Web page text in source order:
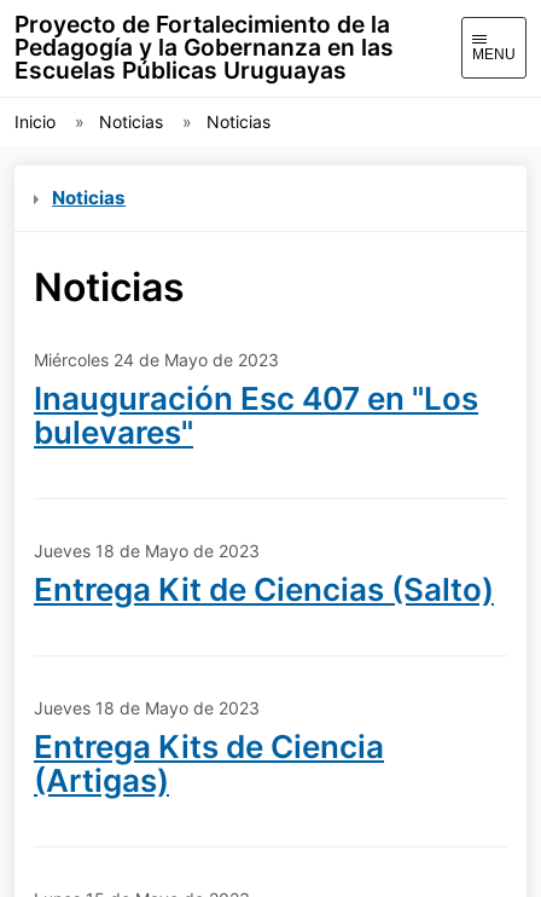
Proyecto de Fortalecimiento de la
Pedagogía y la Gobernanza en las
Escuelas Públicas Uruguayas
MENU
Inicio Noticias Noticias
Noticias
Noticias
Miércoles 24 de Mayo de 2023
Inauguración Esc 407 en "Los
bulevares"
Jueves 18 de Mayo de 2023
Entrega Kit de Ciencias (Salto)
Jueves 18 de Mayo de 2023
Entrega Kits de Ciencia
(Artigas)